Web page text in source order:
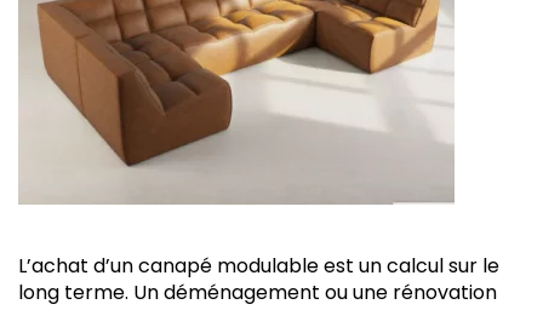
L’achat d’un canapé modulable est un calcul sur le
long terme. Un déménagement ou une rénovation